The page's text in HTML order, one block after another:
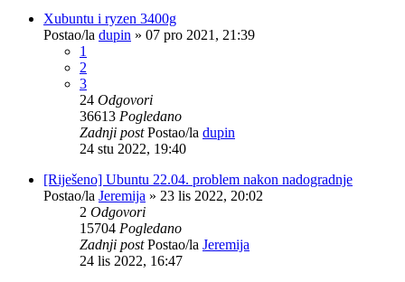
Xubuntu i ryzen 3400g
Postao/la dupin » 07 pro 2021, 21:39
1
2
3
24 Odgovori
36613 Pogledano
Zadnji postPostao/la dupin
24 stu 2022, 19:40
[Riješeno] Ubuntu 22.04. problem nakon nadogradnje
Postao/la Jeremija » 23 lis 2022, 20:02
2 Odgovori
15704 Pogledano
Zadnji postPostao/la Jeremija
24 lis 2022, 16:47